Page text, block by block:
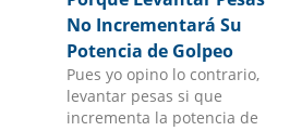
No Incrementará Su
Potencia de Golpeo
Pues yo opino lo contrario,
levantar pesas si que
incrementa la potencia de